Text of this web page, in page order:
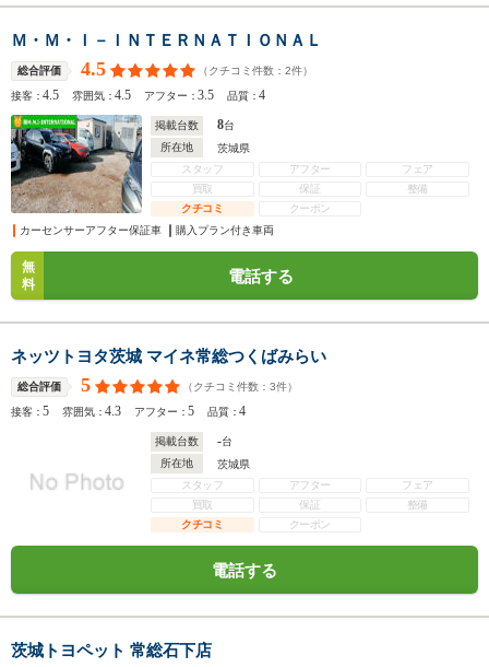
Ｍ・Ｍ・Ｉ－ＩＮＴＥＲＮＡＴＩＯＮＡＬ
総合評価 4.5 （クチコミ件数： 2件）
接客：4.5 雰囲気：4.5 アフター：3.5 品質：4
掲載台数 8台
所在地
茨城県
スタッフ
アフター
フェア
買取
保証
整備
クチコミ
クーポン
カーセンサーアフター保証車
購入プラン付き車両
無
料
電話する
ネッツトヨタ茨城 マイネ常総つくばみらい
総合評価 5 （クチコミ件数： 3件）
接客：5 雰囲気：4.3 アフター：5 品質：4
掲載台数 -台
所在地
茨城県
スタッフ
アフター
フェア
買取
保証
整備
クチコミ
クーポン
電話する
茨城トヨペット 常総石下店